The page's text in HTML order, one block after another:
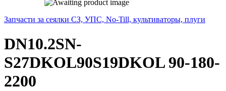
Запчасти за сеялки СЗ, УПС, No-Till, культиваторы, плуги
DN10.2SN-
S27DKOL90S19DKOL 90-180-
2200